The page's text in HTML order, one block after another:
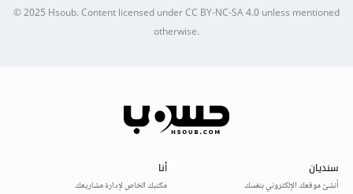
© 2025Hsoub.Content licensed underCC BY-NC-SA 4.0unless mentioned
otherwise.